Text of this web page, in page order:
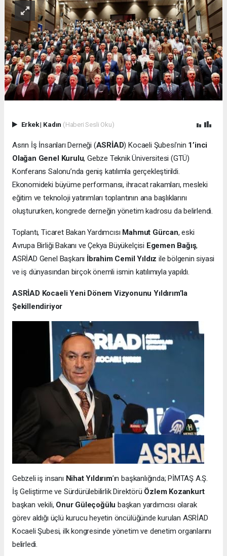
Erkek| Kadın (Haberi Sesli Oku)
Asrın İş İnsanları Derneği (ASRİAD) Kocaeli Şubesi’nin 1’inci
Olağan Genel Kurulu, Gebze Teknik Üniversitesi (GTÜ)
Konferans Salonu’nda geniş katılımla gerçekleştirildi.
Ekonomideki büyüme performansı, ihracat rakamları, mesleki
eğitim ve teknoloji yatırımları toplantının ana başlıklarını
oluştururken, kongrede derneğin yönetim kadrosu da belirlendi.
Toplantı, Ticaret Bakan Yardımcısı Mahmut Gürcan, eski
Avrupa Birliği Bakanı ve Çekya Büyükelçisi Egemen Bağış,
ASRİAD Genel Başkanı İbrahim Cemil Yıldız ile bölgenin siyasi
ve iş dünyasından birçok önemli ismin katılımıyla yapıldı.
ASRİAD Kocaeli Yeni Dönem Vizyonunu Yıldırım’la
Şekillendiriyor
Gebzeli iş insanı Nihat Yıldırım’ın başkanlığında; PİMTAŞ A.Ş.
İş Geliştirme ve Sürdürülebilirlik Direktörü Özlem Kozankurt
başkan vekili, Onur Güleçoğülu başkan yardımcısı olarak
görev aldığı üçlü kurucu heyetin öncülüğünde kurulan ASRİAD
Kocaeli Şubesi, ilk kongresinde yönetim ve denetim organlarını
belirledi.